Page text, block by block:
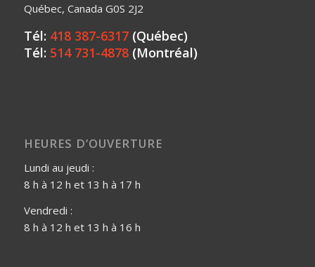
Québec, Canada G0S 2J2
Tél: 418 387-6317(Québec)
Tél: 514 731-4878(Montréal)
HEURES D’OUVERTURE
Lundi au jeudi :
8 h à 12 h et 13 h à 17 h
Vendredi :
8 h à 12 h et 13 h à 16 h